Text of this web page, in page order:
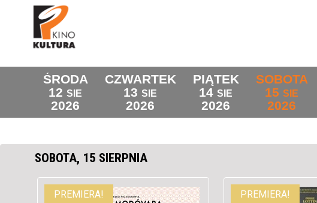
ŚRODA
12 SIE
2026
CZWARTEK
13 SIE
2026
PIĄTEK
14 SIE
2026
SOBOTA
15 SIE
2026
SOBOTA, 15 SIERPNIA
PREMIERA! PREMIERA!